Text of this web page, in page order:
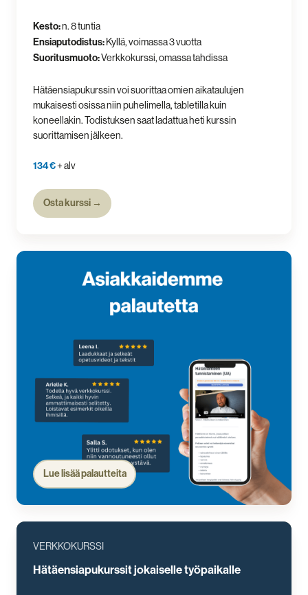
Kesto:n. 8 tuntia
Ensiaputodistus: Kyllä, voimassa 3 vuotta
Suoritusmuoto:Verkkokurssi, omassa tahdissa
Hätäensiapukurssin voi suorittaa omien aikataulujen
mukaisesti osissa niin puhelimella, tabletilla kuin
koneellakin. Todistuksen saat ladattua heti kurssin
suorittamisen jälkeen.
134 €+ alv
Osta kurssi →
Lue lisää palautteita
VERKKOKURSSI
Hätäensiapukurssit jokaiselle työpaikalle